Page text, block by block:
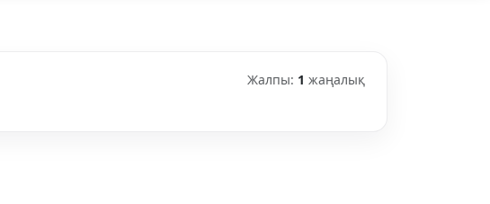
Жалпы: 1 жаңалық